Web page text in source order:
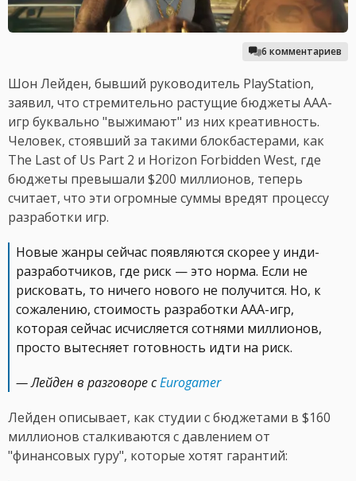
6 комментариев
Шон Лейден, бывший руководитель PlayStation,
заявил, что стремительно растущие бюджеты AAA-
игр буквально "выжимают" из них креативность.
Человек, стоявший за такими блокбастерами, как
The Last of Us Part 2 и Horizon Forbidden West, где
бюджеты превышали $200 миллионов, теперь
считает, что эти огромные суммы вредят процессу
разработки игр.
Новые жанры сейчас появляются скорее у инди-
разработчиков, где риск — это норма. Если не
рисковать, то ничего нового не получится. Но, к
сожалению, стоимость разработки AAA-игр,
которая сейчас исчисляется сотнями миллионов,
просто вытесняет готовность идти на риск.
— Лейден в разговоре сEurogamer
Лейден описывает, как студии с бюджетами в $160
миллионов сталкиваются с давлением от
"финансовых гуру", которые хотят гарантий: